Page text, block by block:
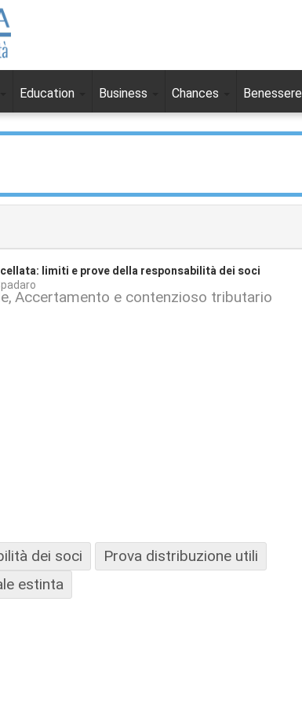
Education Business Chances Benessere
limiti e prove della responsabilità dei soci
Accertamento e contenzioso tributario
dei soci
Prova distribuzione utili
estinta